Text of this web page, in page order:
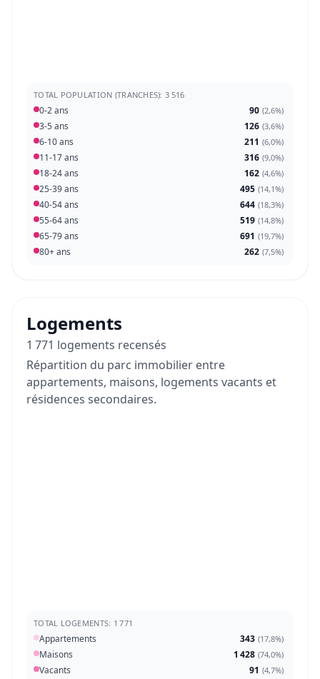
TOTAL POPULATION (TRANCHES): 3 516
0-2 ans 90 (2,6%)
3-5 ans 126 (3,6%)
6-10 ans 211 (6,0%)
11-17 ans 316 (9,0%)
18-24 ans 162 (4,6%)
25-39 ans 495 (14,1%)
40-54 ans 644 (18,3%)
55-64 ans 519 (14,8%)
65-79 ans 691 (19,7%)
80+ ans 262 (7,5%)
Logements
1 771 logements recensés
Répartition du parc immobilier entre
appartements, maisons, logements vacants et
résidences secondaires.
TOTAL LOGEMENTS: 1 771
Appartements 343 (17,8%)
Maisons 1 428 (74,0%)
Vacants 91 (4,7%)